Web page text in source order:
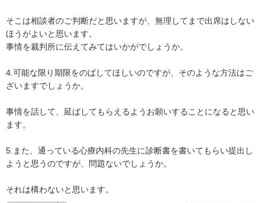
そこは相談者のご判断だと思いますが、無理してまで出席はしない
ほうがよいと思います。
事情を裁判所に伝えてみてはいかがでしょうか。
4.可能な限り期限をのばしてほしいのですが、そのような方法はご
ざいますでしょうか。
事情を話して、延ばしてもらえるようお願いすることになると思い
ます。
5.また、通っている心療内科の先生に診断書を書いてもらい提出し
ようと思うのですが、問題ないでしょうか。
それは構わないと思います。